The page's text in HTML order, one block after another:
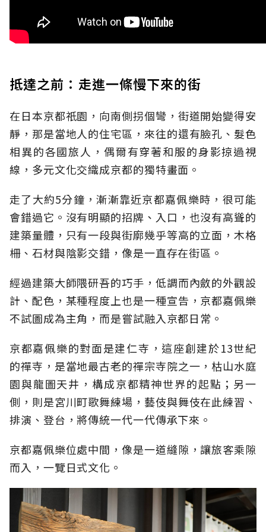
抵達之前：走進一條慢下來的街
在日本京都祇園，向南側拐個彎，街道開始變得安
靜，那是當地人的住宅區，來往的還有臉孔、髮色
相異的各國旅人，偶爾有穿著和服的身影掠過視
線，多元文化交織成京都的獨特畫面。
走了大約5分鐘，漸漸靠近京都嘉佩樂時，很可能
會錯過它。沒有明顯的招牌、入口，也沒有高聳的
建築量體，只有一段與街廓幾乎等高的立面，木格
柵、石材與陰影交錯，像是一直存在街區。
經過建築大師隈研吾的巧手，低調而內斂的外觀設
計、配色，某種程度上也是一種宣告，京都嘉佩樂
不試圖成為主角，而是嘗試融入京都日常。
京都嘉佩樂的對面是建仁寺，這座創建於13世紀
的禪寺，是當地最古老的禪宗寺院之一，枯山水庭
園與龍圖天井，構成京都精神世界的起點；另一
側，則是宮川町歌舞練場，藝伎與舞伎在此練習、
排演、登台，將傳統一代一代傳承下來。
京都嘉佩樂位處中間，像是一道縫隙，讓旅客乘隙
而入，一覽日式文化。